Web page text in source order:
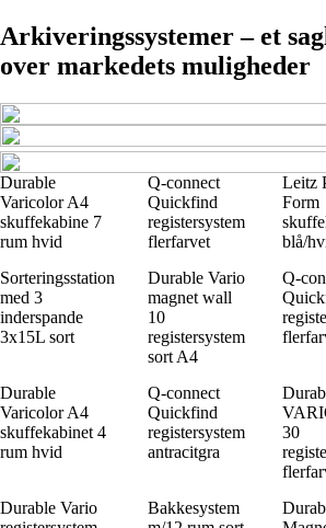
Arkiveringssystemer – et
over markedets muligheder
Durable
Varicolor A4
skuffekabine 7
rum hvid
Q-connect
Quickfind
registersystem
flerfarvet
Leitz
Form
blå/
Sorteringsstation
med 3
inderspande
3x15L sort
Durable Vario
magnet wall
10
registersystem
sort A4
Q-
Durable
Varicolor A4
skuffekabinet 4
rum hvid
Q-connect
Quickfind
registersystem
antracitgra
30
Durable Vario
Bakkesystem